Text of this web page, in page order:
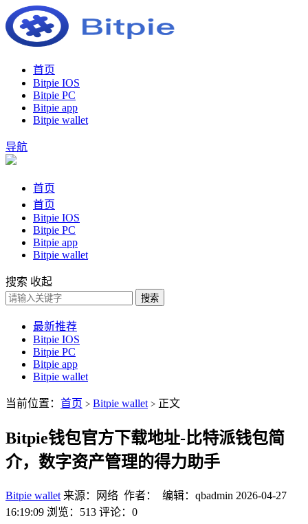
首页
Bitpie IOS
Bitpie PC
Bitpie app
Bitpie wallet
导航
首页
首页
Bitpie IOS
Bitpie PC
Bitpie app
Bitpie wallet
搜索 收起
搜索
最新推荐
Bitpie IOS
Bitpie PC
Bitpie app
Bitpie wallet
当前位置： 首页 > Bitpie wallet > 正文
Bitpie钱包官方下载地址-比特派钱包简
介，数字资产管理的得力助手
Bitpie wallet 来源：网络 作者： 编辑：qbadmin 2026-04-27
16:19:09 浏览：513 评论：0